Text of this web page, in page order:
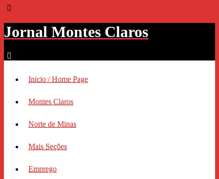
Jornal Montes Claros
Inicio / Home Page
Montes Claros
Norte de Minas
Mais Seções
Emprego